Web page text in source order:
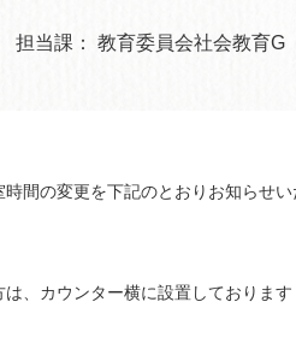
担当課： 教育委員会社会教育G
間の変更を下記のとおりお知らせい
、カウンター横に設置しております